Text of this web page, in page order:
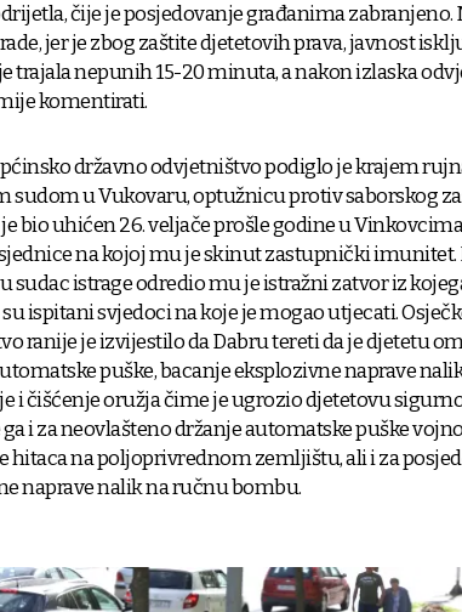
čije je posjedovanje građanima
jer je zbog zaštite djetetovih prava, javnost
trajala nepunih 15-20 minuta, a nakon izlaska
komentirati.
državno odvjetništvo podiglo je krajem
sudom u Vukovaru, optužnicu protiv saborskog
je bio uhićen 26. veljače prošle godine u
na kojoj mu je skinut zastupnički
sudac istrage odredio mu je istražni zatvor iz
ispitani svjedoci na koje je mogao utjecati.
ranije je izvijestilo da Dabru tereti da je djetetu
puške, bacanje eksplozivne naprave
i čišćenje oružja čime je ugrozio djetetovu
i za neovlašteno držanje automatske puške
hitaca na poljoprivrednom zemljištu, ali i za
naprave nalik na ručnu bombu.